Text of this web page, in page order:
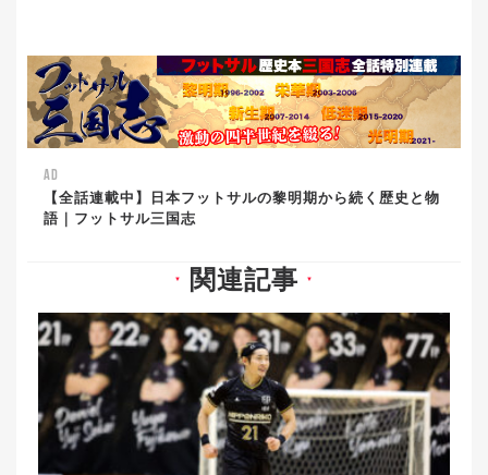
AD
【全話連載中】日本フットサルの黎明期から続く歴史と物
語｜フットサル三国志
▼ 関連記事 ▼